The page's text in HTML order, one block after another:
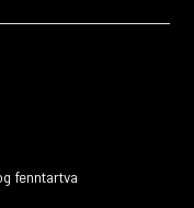
fenntartva